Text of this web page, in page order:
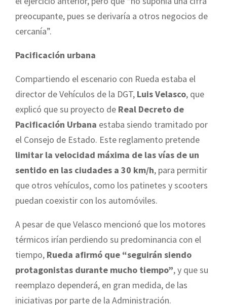
preocupante, pues se derivaría a otros negocios de
cercanía”.
Pacificación urbana
Compartiendo el escenario con Rueda estaba el
director de Vehículos de la DGT, Luis Velasco, que
explicó que su proyecto de Real Decreto de
Pacificación Urbana estaba siendo tramitado por
el Consejo de Estado. Este reglamento pretende
limitar la velocidad máxima de las vías de un
sentido en las ciudades a 30 km/h, para permitir
que otros vehículos, como los patinetes y scooters
puedan coexistir con los automóviles.
A pesar de que Velasco mencionó que los motores
térmicos irían perdiendo su predominancia con el
tiempo, Rueda afirmó que “seguirán siendo
protagonistas durante mucho tiempo”, y que su
reemplazo dependerá, en gran medida, de las
iniciativas por parte de la Administración.